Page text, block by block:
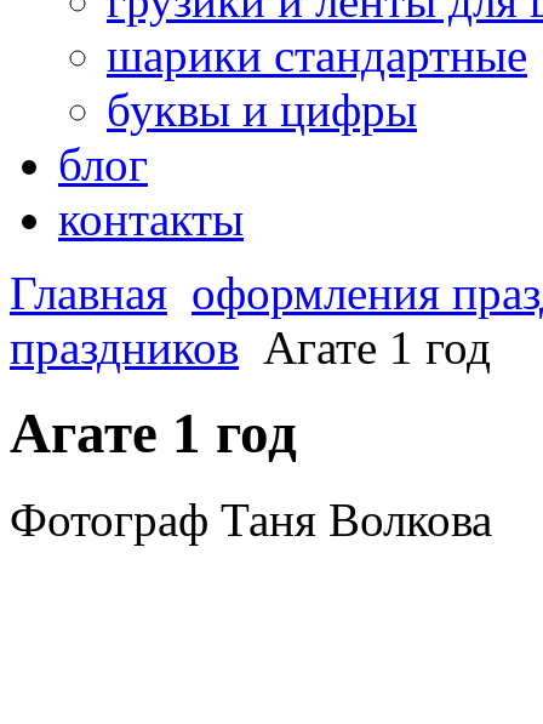
шарики стандартные
буквы и цифры
блог
контакты
Главная оформления
праздников Агате 1 год
Агате 1 год
Фотограф Таня Волкова